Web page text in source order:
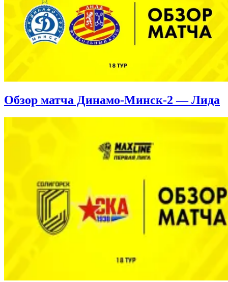
Обзор матча Динамо-Минск-2 — Лида